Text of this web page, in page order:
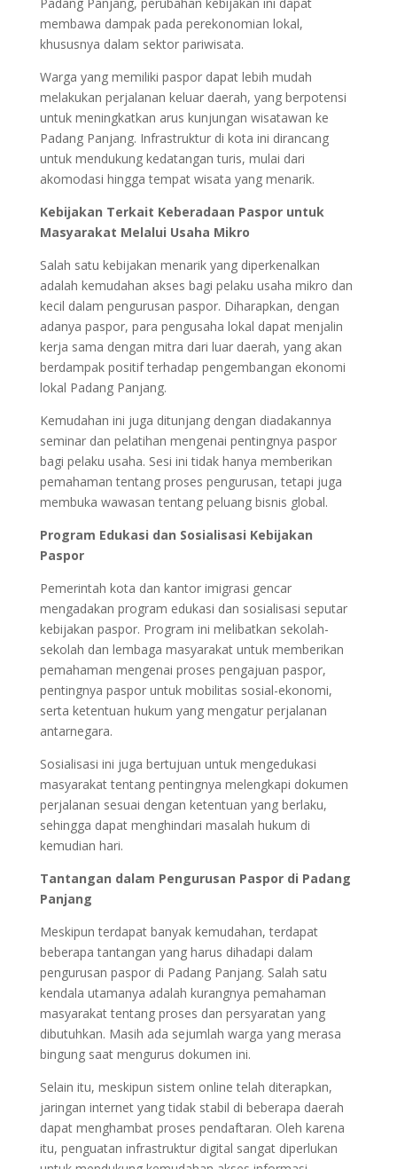
membawa dampak pada perekonomian lokal,
khususnya dalam sektor pariwisata.
Warga yang memiliki paspor dapat lebih mudah
melakukan perjalanan keluar daerah, yang berpotensi
untuk meningkatkan arus kunjungan wisatawan ke
Padang Panjang. Infrastruktur di kota ini dirancang
untuk mendukung kedatangan turis, mulai dari
akomodasi hingga tempat wisata yang menarik.
Kebijakan Terkait Keberadaan Paspor untuk
Masyarakat Melalui Usaha Mikro
Salah satu kebijakan menarik yang diperkenalkan
adalah kemudahan akses bagi pelaku usaha mikro dan
kecil dalam pengurusan paspor. Diharapkan, dengan
adanya paspor, para pengusaha lokal dapat menjalin
kerja sama dengan mitra dari luar daerah, yang akan
berdampak positif terhadap pengembangan ekonomi
lokal Padang Panjang.
Kemudahan ini juga ditunjang dengan diadakannya
seminar dan pelatihan mengenai pentingnya paspor
bagi pelaku usaha. Sesi ini tidak hanya memberikan
pemahaman tentang proses pengurusan, tetapi juga
membuka wawasan tentang peluang bisnis global.
Program Edukasi dan Sosialisasi Kebijakan
Paspor
Pemerintah kota dan kantor imigrasi gencar
mengadakan program edukasi dan sosialisasi seputar
kebijakan paspor. Program ini melibatkan sekolah-
sekolah dan lembaga masyarakat untuk memberikan
pemahaman mengenai proses pengajuan paspor,
pentingnya paspor untuk mobilitas sosial-ekonomi,
serta ketentuan hukum yang mengatur perjalanan
antarnegara.
Sosialisasi ini juga bertujuan untuk mengedukasi
masyarakat tentang pentingnya melengkapi dokumen
perjalanan sesuai dengan ketentuan yang berlaku,
sehingga dapat menghindari masalah hukum di
kemudian hari.
Tantangan dalam Pengurusan Paspor di Padang
Panjang
Meskipun terdapat banyak kemudahan, terdapat
beberapa tantangan yang harus dihadapi dalam
pengurusan paspor di Padang Panjang. Salah satu
kendala utamanya adalah kurangnya pemahaman
masyarakat tentang proses dan persyaratan yang
dibutuhkan. Masih ada sejumlah warga yang merasa
bingung saat mengurus dokumen ini.
Selain itu, meskipun sistem online telah diterapkan,
jaringan internet yang tidak stabil di beberapa daerah
dapat menghambat proses pendaftaran. Oleh karena
itu, penguatan infrastruktur digital sangat diperlukan